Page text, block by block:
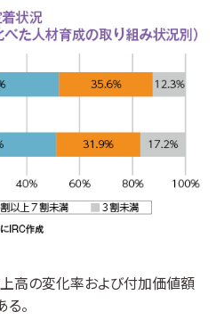
高の変化率および付加価値額
。